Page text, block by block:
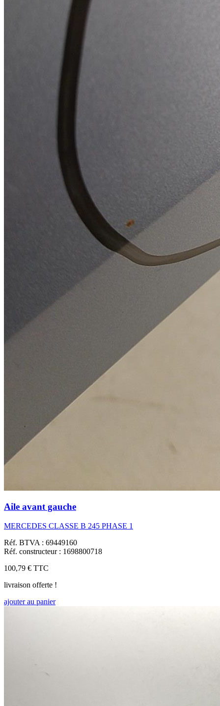
Aile avant gauche
MERCEDES CLASSE B 245 PHASE 1
Réf. BTVA : 69449160
Réf. constructeur : 1698800718
100,79 € TTC
livraison offerte !
ajouter au panier